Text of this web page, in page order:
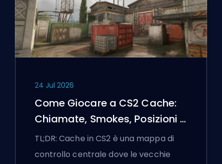
24 Jul 2026
Come Giocare a CS2 Cache:
Chiamate, Smokes, Posizioni e
Suggerimenti Premier
TL;DR: Cache in CS2 è una mappa di
controllo centrale dove le vecchie